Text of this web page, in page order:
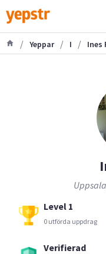
/ Yeppar / I / Ines
Level 1
0 utförda uppdrag
Verifierad